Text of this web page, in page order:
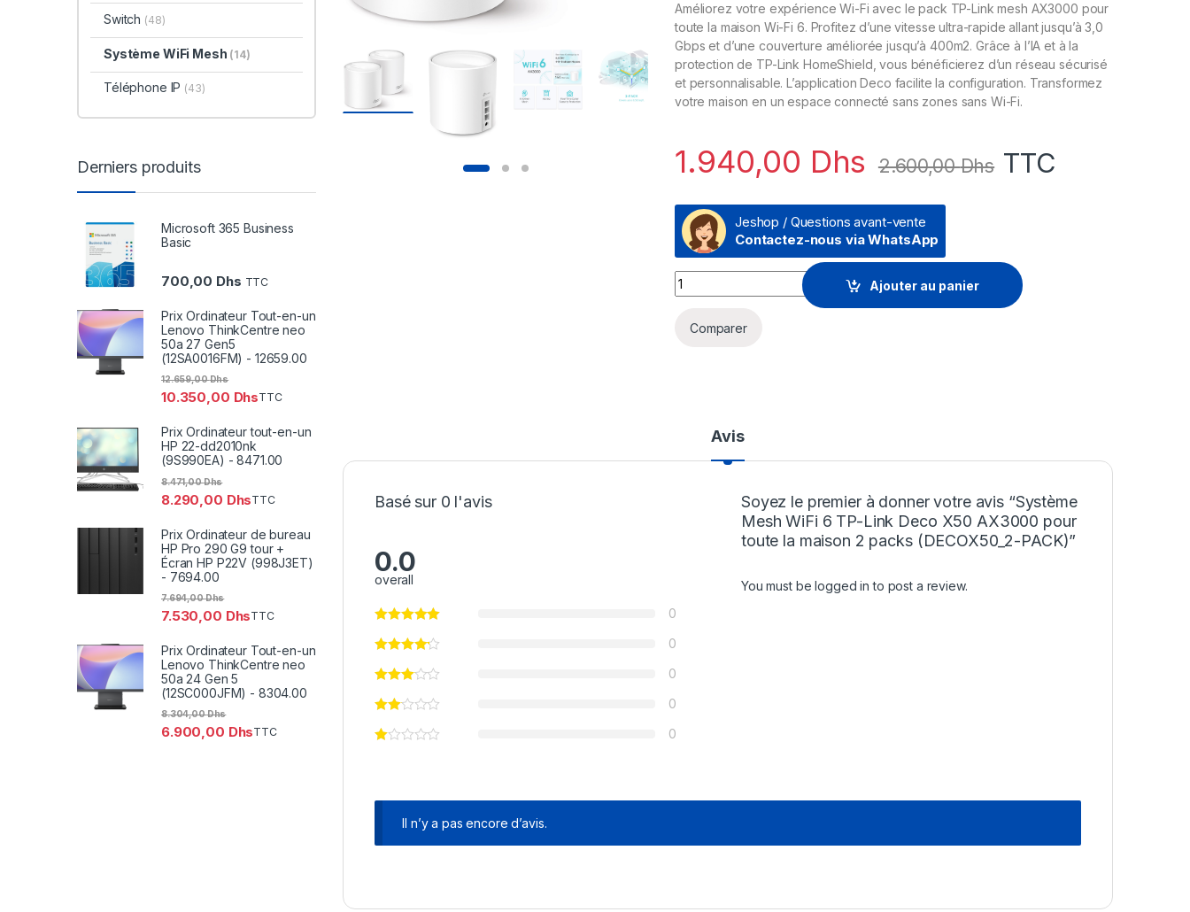
Améliorez votre expérience Wi-Fi avec le pack TP-Link mesh AX3000 pour
toute la maison Wi-Fi 6. Profitez d’une vitesse ultra-rapide allant jusqu’à 3,0
Gbps et d’une couverture améliorée jusqu’à 400m2. Grâce à l’IA et à la
protection de TP-Link HomeShield, vous bénéficierez d’un réseau sécurisé
et personnalisable. L’application Deco facilite la configuration. Transformez
votre maison en un espace connecté sans zones sans Wi-Fi.
1.940,00 Dhs 2.600,00Dhs TTC
Jeshop / Questions avant-vente
Contactez-nous via WhatsApp
Système Mesh WiFi 6 TP-Link Deco X50 AX3000 pour toute la maison 2 packs
Ajouter au panier
Comparer
Avis
Basé sur 0 l'avis
0.0
overall
0
0
0
0
0
Soyez le premier à donner votre avis “Système
Mesh WiFi 6 TP-Link Deco X50 AX3000 pour
toute la maison 2 packs (DECOX50_2-PACK)”
You must belogged in to post a review.
Il n’y a pas encore d’avis.
Switch (48)
Système WiFi Mesh (14)
Téléphone IP (43)
Derniers produits
Microsoft 365 Business
Basic
700,00 Dhs TTC
Prix Ordinateur Tout-en-un
Lenovo ThinkCentre neo
50a 27 Gen5
(12SA0016FM) - 12659.00
10.350,00 Dhs
12.659,00Dhs
TTC
Prix Ordinateur tout-en-un
HP 22-dd2010nk
(9S990EA) - 8471.00
8.290,00 Dhs
8.471,00Dhs
TTC
Prix Ordinateur de bureau
HP Pro 290 G9 tour +
Écran HP P22V (998J3ET)
- 7694.00
7.530,00 Dhs
7.694,00Dhs
TTC
Prix Ordinateur Tout-en-un
Lenovo ThinkCentre neo
50a 24 Gen 5
(12SC000JFM) - 8304.00
6.900,00 Dhs
8.304,00Dhs
TTC